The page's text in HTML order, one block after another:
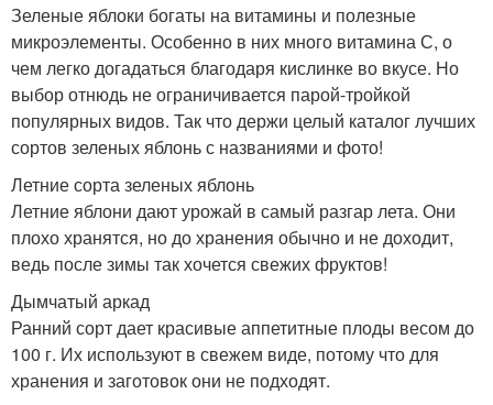
Зеленые яблоки богаты на витамины и полезные
микроэлементы. Особенно в них много витамина С, о
чем легко догадаться благодаря кислинке во вкусе. Но
выбор отнюдь не ограничивается парой-тройкой
популярных видов. Так что держи целый каталог лучших
сортов зеленых яблонь с названиями и фото!
Летние сорта зеленых яблонь
Летние яблони дают урожай в самый разгар лета. Они
плохо хранятся, но до хранения обычно и не доходит,
ведь после зимы так хочется свежих фруктов!
Дымчатый аркад
Ранний сорт дает красивые аппетитные плоды весом до
100 г. Их используют в свежем виде, потому что для
хранения и заготовок они не подходят.